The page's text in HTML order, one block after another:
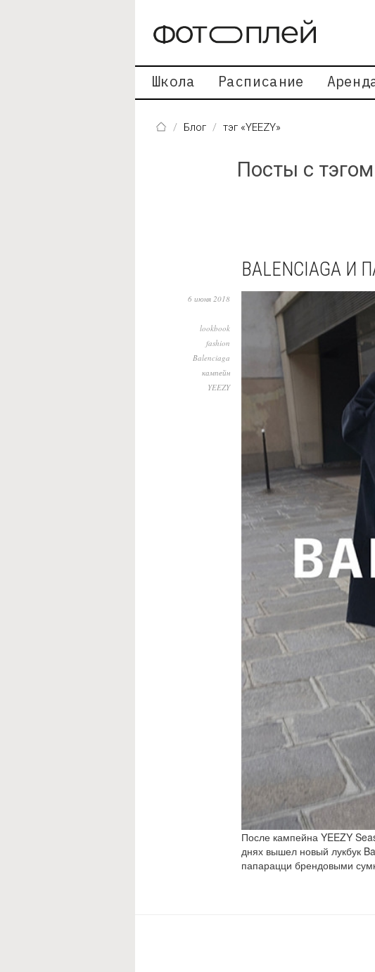
Школа Расписание
Блог тэг «YEEZY»
Посты с
BALENCIAGA И
6 июня 2018
lookbook
fashion
Balenciaga
кампейн
YEEZY
После кампейна YEEZY
днях вышел новый лукбук
папарацци брендовыми